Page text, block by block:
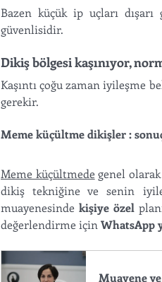
Bazen küçük ip uçları
güvenlisidir.
Dikiş bölgesi kaşınıyor,
Kaşıntı çoğu zaman iyileşme
gerekir.
Meme küçültme dikişler :
Meme küçültmede genel
dikiş tekniğine ve senin
muayenesinde kişiye özel
değerlendirme için WhatsApp
Muayene